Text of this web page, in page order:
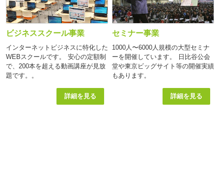
ビジネススクール事業
インターネットビジネスに特化した
WEBスクールです。 安心の定額制
で、200本を超える動画講座が見放
題です。。
詳細を見る
セミナー事業
1000人〜6000人規模の大型セミナ
ーを開催しています。 日比谷公会
堂や東京ビッグサイト等の開催実績
もあります。
詳細を見る